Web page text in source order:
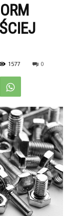
1577 0